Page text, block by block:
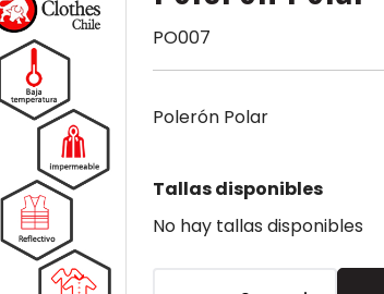
PO007
Polerón Polar
Tallas disponibles
No hay tallas disponibles